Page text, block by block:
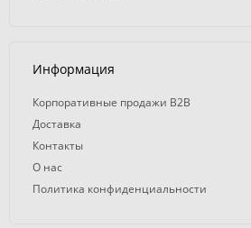
Информация
Корпоративные продажи B2B
Доставка
Контакты
О нас
Политика конфиденциальности